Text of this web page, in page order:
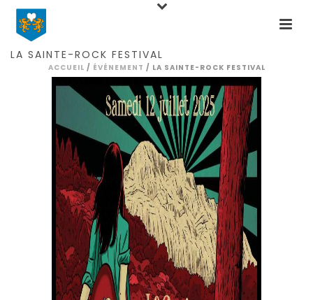
LA SAINTE-ROCK FESTIVAL
ACCUEIL / ÉVÉNEMENT / LA SAINTE-ROCK FESTIVAL